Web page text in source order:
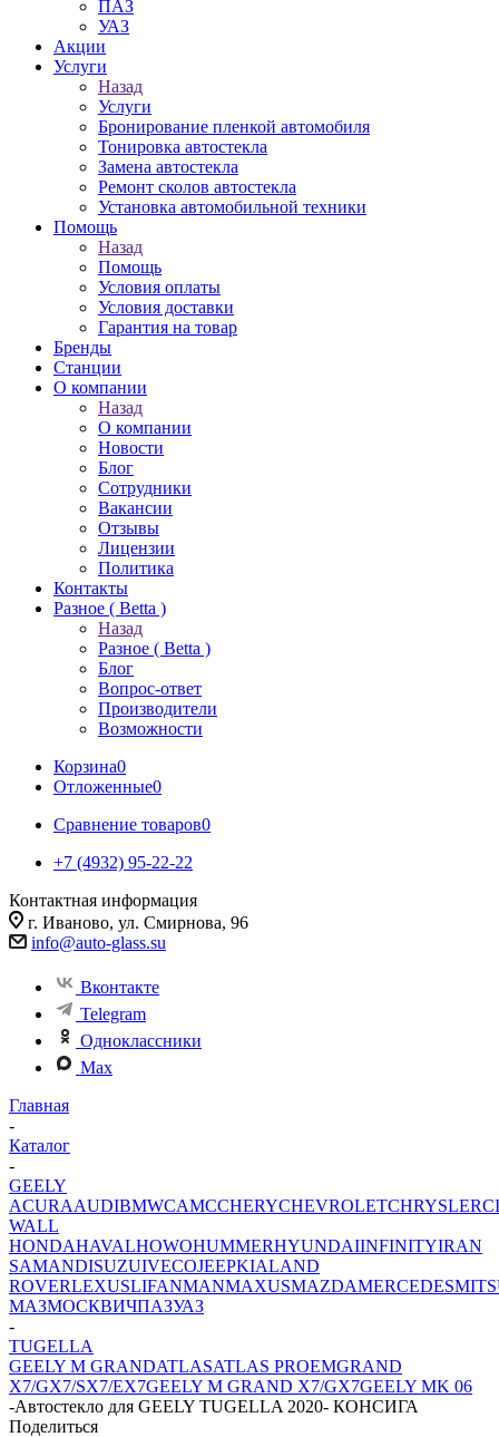
ПАЗ
УАЗ
Акции
Услуги
Назад
Услуги
Бронирование пленкой автомобиля
Тонировка автостекла
Замена автостекла
Ремонт сколов автостекла
Установка автомобильной техники
Помощь
Назад
Помощь
Условия оплаты
Условия доставки
Гарантия на товар
Бренды
Станции
О компании
Назад
О компании
Новости
Блог
Сотрудники
Вакансии
Отзывы
Лицензии
Политика
Контакты
Разное ( Betta )
Назад
Разное ( Betta )
Блог
Вопрос-ответ
Производители
Возможности
Корзина0
Отложенные0
Сравнение товаров0
+7 (4932) 95-22-22
Контактная информация
г. Иваново, ул. Смирнова, 96
info@auto-glass.su
Вконтакте
Telegram
Одноклассники
Max
Главная
-
Каталог
-
GEELY
ACURAAUDIBMWCAMCCHERYCHEVROLETCHRYSLER
WALL
HONDAHAVALHOWOHUMMERHYUNDAIINFINITYIRAN
SAMANDISUZUIVECOJEEPKIALAND
ROVERLEXUSLIFANMANMAXUSMAZDAMERCEDES
МАЗМОСКВИЧПАЗУАЗ
-
TUGELLA
GEELY M GRANDATLASATLAS PROEMGRAND
X7/GX7/SX7/EX7GEELY M GRAND X7/GX7GEELY MK 06
-Автостекло для GEELY TUGELLA 2020- КОНСИГА
Поделиться